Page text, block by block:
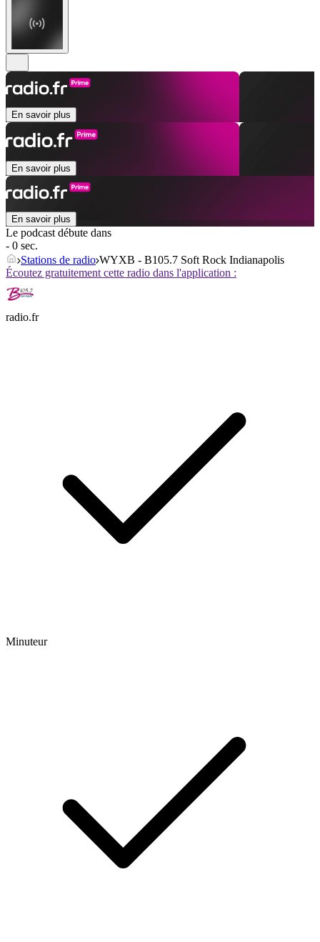
En savoir plus
En savoir plus
En savoir plus
Le podcast débute dans
- 0 sec.
Stations de radio WYXB - B105.7 Soft Rock Indianapolis
Écoutez gratuitement cette radio dans l'application :
radio.fr
Minuteur